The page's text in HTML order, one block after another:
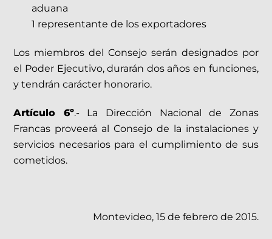
aduana
1 representante de los exportadores
Los miembros del Consejo serán designados por
el Poder Ejecutivo, durarán dos años en funciones,
y tendrán carácter honorario.
Artículo 6º.- La Dirección Nacional de Zonas
Francas proveerá al Consejo de la instalaciones y
servicios necesarios para el cumplimiento de sus
cometidos.
Montevideo, 15 de febrero de 2015.